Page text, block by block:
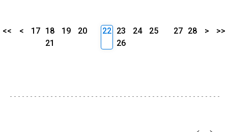
<< < 17 18 19
20
21
22 23 24
25
26
27 28 > >>